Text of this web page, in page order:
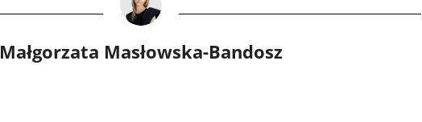
Małgorzata Masłowska-Bandosz